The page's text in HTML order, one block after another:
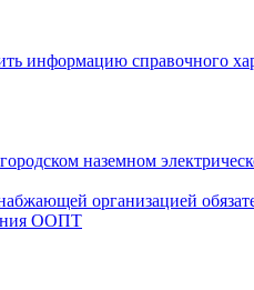
информацию справочного
наземном
организацией
ООПТ